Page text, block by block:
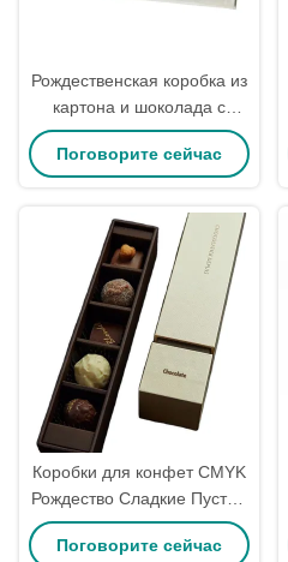
Рождественская коробка из
картона и шоколада с
магнитной застежкой
Поговорите сейчас
Коробки для конфет CMYK
Рождество Сладкие Пустые
Ассорти Шоколадные
Картонные Праздничные
Поговорите сейчас